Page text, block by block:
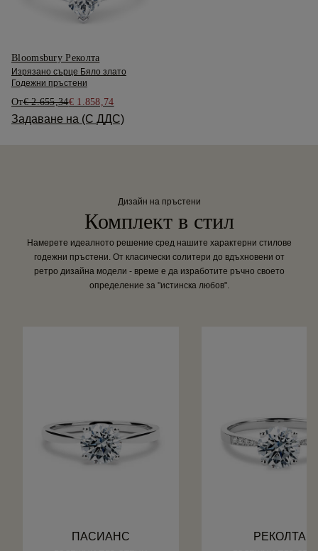
Bloomsbury Реколта
Изрязано сърце Бяло злато
Годежни пръстени
От€ 2.655,34€ 1.858,74
Задаване на (С ДДС)
Дизайн на пръстени
Комплект в стил
Намерете идеалното решение сред нашите характерни стилове
годежни пръстени. От класически солитери до вдъхновени от
ретро дизайна модели - време е да изработите ръчно своето
определение за "истинска любов".
ПАСИАНС РЕКОЛТА